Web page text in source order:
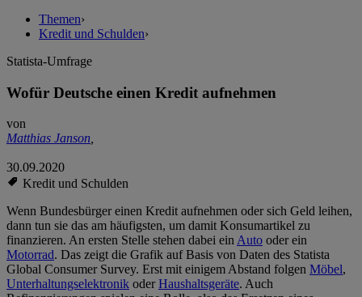
Themen›
Kredit und Schulden›
Statista-Umfrage
Wofür Deutsche einen Kredit aufnehmen
von
Matthias Janson,
30.09.2020
Kredit und Schulden
Wenn Bundesbürger einen Kredit aufnehmen oder sich Geld leihen,
dann tun sie das am häufigsten, um damit Konsumartikel zu
finanzieren. An ersten Stelle stehen dabei einAuto oder ein
Motorrad. Das zeigt die Grafik auf Basis von Daten des Statista
Global Consumer Survey. Erst mit einigem Abstand folgen Möbel,
Unterhaltungselektronik oderHaushaltsgeräte. Auch